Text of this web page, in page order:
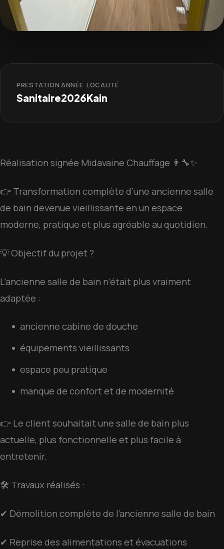
PRESTATION
Sanitaire
ANNÉE
2026
LOCALITÉ
Kain
Réalisation signée Midavaine Chauffage 👨‍🔧✨
👉 Transformation complète d’une ancienne salle
de bain devenue vieillissante en un espace
moderne, pratique et plus agréable au quotidien.
💡 Objectif du projet ?
L’ancienne salle de bain n’était plus vraiment
adaptée :
ancienne cabine de douche
équipements vieillissants
espace peu pratique
manque de confort et de modernité
👉 Le client souhaitait une salle de bain plus
actuelle, plus fonctionnelle et plus facile à
entretenir.
🛠️ Travaux réalisés :
✔ Démolition complète de l’ancienne salle de bain
✔ Reprise des alimentations et évacuations